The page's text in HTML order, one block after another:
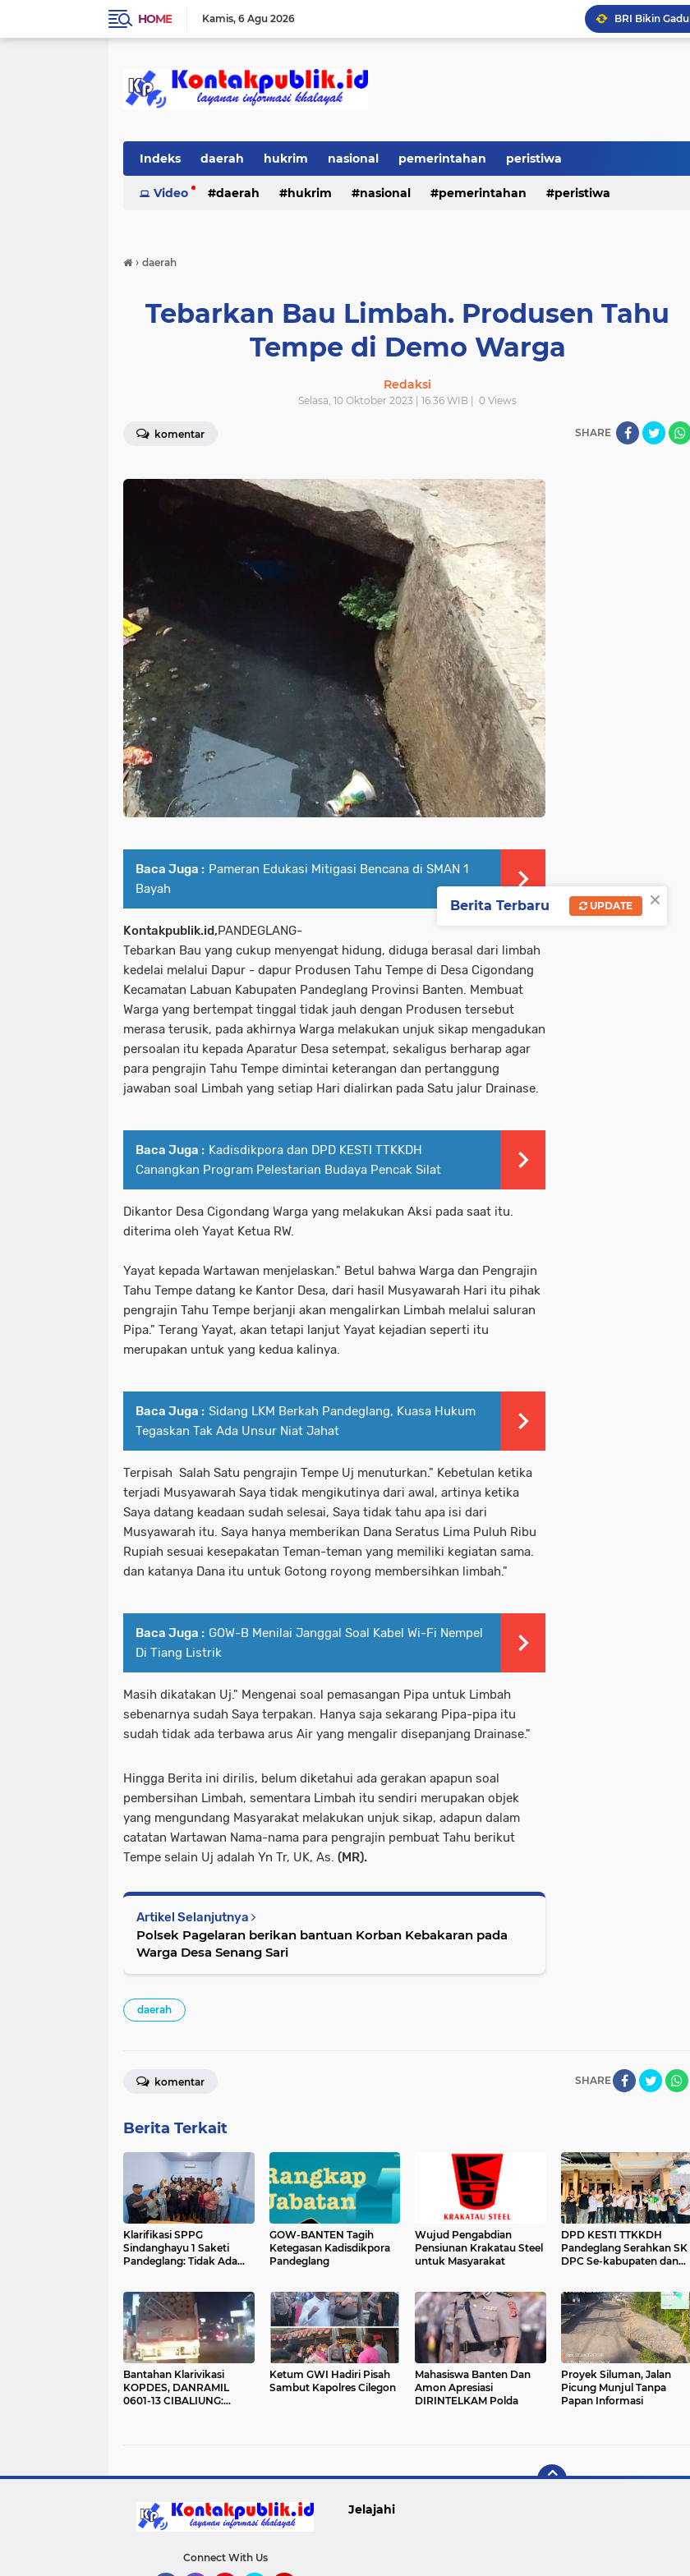
HOME Kamis 6 Agu 2026
BRI Bikin
Heboh Soal
Indeks daerah hukrim nasional pemerintahan peristiwa
Video daerah hukrim nasional pemerintahan peristiwa
› daerah
Tebarkan Bau Limbah. Produsen Tahu
Tempe di Demo Warga
Redaksi
Selasa, 10 Oktober 2023 | 16.36 WIB | 0 Views
komentar SHARE
Baca Juga : Pameran Edukasi Mitigasi Bencana di SMAN 1
Bayah
Kontakpublik.id,PANDEGLANG-
Tebarkan Bau yang cukup menyengat hidung, diduga berasal dari limbah
kedelai melalui Dapur - dapur Produsen Tahu Tempe di Desa Cigondang
Kecamatan Labuan Kabupaten Pandeglang Provinsi Banten. Membuat
Warga yang bertempat tinggal tidak jauh dengan Produsen tersebut
merasa terusik, pada akhirnya Warga melakukan unjuk sikap mengadukan
persoalan itu kepada Aparatur Desa setempat, sekaligus berharap agar
para pengrajin Tahu Tempe dimintai keterangan dan pertanggung
jawaban soal Limbah yang setiap Hari dialirkan pada Satu jalur Drainase.
Baca Juga : Kadisdikpora dan DPD KESTI TTKKDH
Canangkan Program Pelestarian Budaya Pencak Silat
Dikantor Desa Cigondang Warga yang melakukan Aksi pada saat itu.
diterima oleh Yayat Ketua RW.
Yayat kepada Wartawan menjelaskan." Betul bahwa Warga dan Pengrajin
Tahu Tempe datang ke Kantor Desa, dari hasil Musyawarah Hari itu pihak
pengrajin Tahu Tempe berjanji akan mengalirkan Limbah melalui saluran
Pipa." Terang Yayat, akan tetapi lanjut Yayat kejadian seperti itu
merupakan untuk yang kedua kalinya.
Baca Juga : Sidang LKM Berkah Pandeglang, Kuasa Hukum
Tegaskan Tak Ada Unsur Niat Jahat
Terpisah Salah Satu pengrajin Tempe Uj menuturkan." Kebetulan ketika
terjadi Musyawarah Saya tidak mengikutinya dari awal, artinya ketika
Saya datang keadaan sudah selesai, Saya tidak tahu apa isi dari
Musyawarah itu. Saya hanya memberikan Dana Seratus Lima Puluh Ribu
Rupiah sesuai kesepakatan Teman-teman yang memiliki kegiatan sama.
dan katanya Dana itu untuk Gotong royong membersihkan limbah."
Baca Juga : GOW-B Menilai Janggal Soal Kabel Wi-Fi Nempel
Di Tiang Listrik
Masih dikatakan Uj." Mengenai soal pemasangan Pipa untuk Limbah
sebenarnya sudah Saya terpakan. Hanya saja sekarang Pipa-pipa itu
sudah tidak ada terbawa arus Air yang mengalir disepanjang Drainase."
Hingga Berita ini dirilis, belum diketahui ada gerakan apapun soal
pembersihan Limbah, sementara Limbah itu sendiri merupakan objek
yang mengundang Masyarakat melakukan unjuk sikap, adapun dalam
catatan Wartawan Nama-nama para pengrajin pembuat Tahu berikut
Tempe selain Uj adalah Yn Tr, UK, As. (MR).
Artikel Selanjutnya
Polsek Pagelaran berikan bantuan Korban Kebakaran pada
Warga Desa Senang Sari
daerah
SHARE
komentar
Berita Terkait
Klarifikasi SPPG
Sindanghayu 1 Saketi
Pandeglang: Tidak Ada
GOW-BANTEN Tagih
Ketegasan Kadisdikpora
Pandeglang
Wujud Pengabdian
Pensiunan Krakatau Steel
untuk Masyarakat
DPD KESTI TTKKDH
Pandeglang Serahkan SK
DPC Se-kabupaten dan
Bantahan Klarivikasi
KOPDES, DANRAMIL
0601-13 CIBALIUNG:
Ketum GWI Hadiri Pisah
Sambut Kapolres Cilegon
Mahasiswa Banten Dan
Amon Apresiasi
DIRINTELKAM Polda
Proyek Siluman, Jalan
Picung Munjul Tanpa
Papan Informasi
Connect With Us
Jelajahi
×
Berita Terbaru UPDATE